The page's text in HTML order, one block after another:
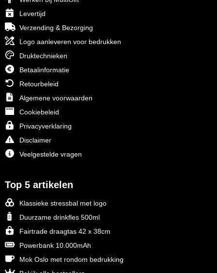
Levertijd
Verzending & Bezorging
Logo aanleveren voor bedrukken
Druktechnieken
Betaalinformatie
Retourbeleid
Algemene voorwaarden
Cookiebeleid
Privacyverklaring
Disclaimer
Veelgestelde vragen
Top 5 artikelen
Klassieke stressbal met logo
Duurzame drinkfles 500ml
Fairtrade draagtas 42 x 38cm
Powerbank 10.000mAh
Mok Oslo met rondom bedrukking